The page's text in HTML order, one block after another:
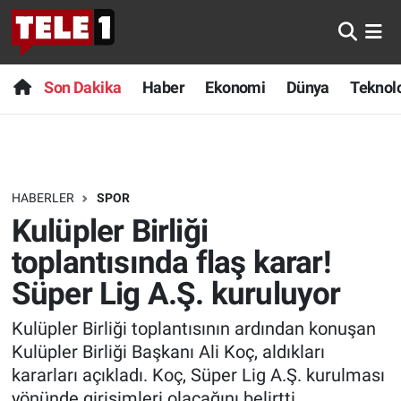
Son Dakika Haber Ekonomi Dünya
HABERLER SPOR
Kulüpler Birliği
toplantısında flaş karar!
Süper Lig A.Ş. kuruluyor
Kulüpler Birliği toplantısının ardından konuşan
Kulüpler Birliği Başkanı Ali Koç, aldıkları
kararları açıkladı. Koç, Süper Lig A.Ş. kurulması
Anında Manşet
Başka Sohbetler
Bilim turu
Bilim ve Teknoloji Evreni
Doğa Konuşuyor
Dünya
Ege Saati
Son Dakika
Haber
Dünya
Teknoloji
Sağlık
Spor
Yayın Akışı
Nöbetçi Eczaneler
Hava Durumu
Trafik Durumu
Süper Lig Puan Durumu ve Fikstür
Tüm Manşetler
Son Dakika Haberleri
Haber Arşivi